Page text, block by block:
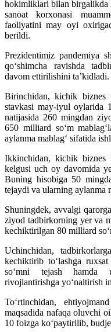
hokimliklari bilan birgalikda
sanoat korxonasi
faoliyatini may oyi
berildi.
Prezidentimiz pandemiya
qo‘shimcha ravishda
davom ettirilishini ta’kidladi.
Birinchidan, kichik biznes
stavkasi may-iyul oylarida
natijasida 260 mingdan
650 milliard so‘m
aylanma mablag‘ sifatida
Ikkinchidan, kichik biznes
kelgusi uch oy davomida
Buning hisobiga 50
tejaydi va ularning aylanma
Shuningdek, avvalgi
ziyod tadbirkorning yer va
kechiktirilgan 80 milliard
Uchinchidan,
kechiktirib to‘lashga
so‘mni tejash hamda
rivojlantirishga yo‘naltirish
To‘rtinchidan,
maqsadida nafaqa oluvchi
10 foizga ko‘paytirilib,